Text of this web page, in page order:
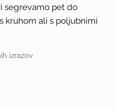
segrevamo pet do
kruhom ali s poljubnimi
izrazov